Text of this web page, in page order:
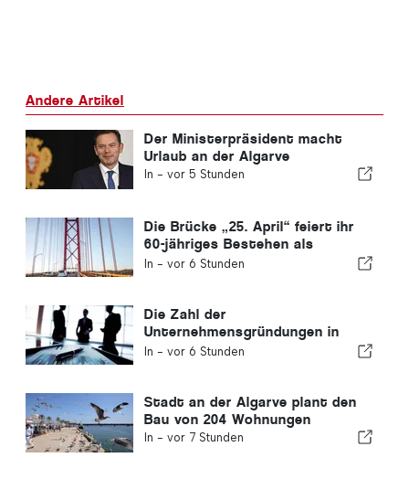
Andere Artikel
Der Ministerpräsident macht
Urlaub an der Algarve
In - vor 5 Stunden
Die Brücke „25. April“ feiert ihr
60-jähriges Bestehen als
Verbindung zwischen Lissabon
In - vor 6 Stunden
Die Zahl der
Unternehmensgründungen in
Portugal sinkt um 4,2 %
In - vor 6 Stunden
Stadt an der Algarve plant den
Bau von 204 Wohnungen
In - vor 7 Stunden